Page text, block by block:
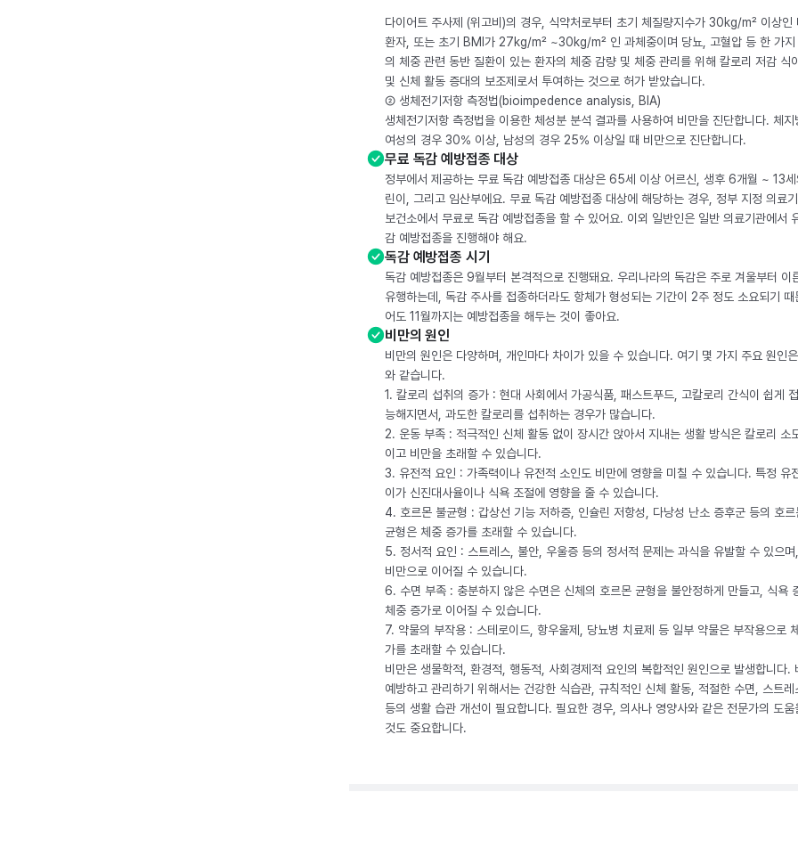
다이어트 주사제 (위고비)의 경우, 식약처로부터 초기 체질량지수가 30kg/m² 이상인
환자, 또는 초기 BMI가 27kg/m² ~30kg/m² 인 과체중이며 당뇨, 고혈압 등 한 가지
의 체중 관련 동반 질환이 있는 환자의 체중 감량 및 체중 관리를 위해 칼로리 저감 식
및 신체 활동 증대의 보조제로서 투여하는 것으로 허가 받았습니다.
② 생체전기저항 측정법(bioimpedence analysis, BIA)
생체전기저항 측정법을 이용한 체성분 분석 결과를 사용하여 비만을 진단합니다. 체지
여성의 경우 30% 이상, 남성의 경우 25% 이상일 때 비만으로 진단합니다.
무료 독감 예방접종 대상
정부에서 제공하는 무료 독감 예방접종 대상은 65세 이상 어르신, 생후 6개월 ~ 13
린이, 그리고 임산부에요. 무료 독감 예방접종 대상에 해당하는 경우, 정부 지정 의료
보건소에서 무료로 독감 예방접종을 할 수 있어요. 이외 일반인은 일반 의료기관에서
감 예방접종을 진행해야 해요.
독감 예방접종 시기
독감 예방접종은 9월부터 본격적으로 진행돼요. 우리나라의 독감은 주로 겨울부터 이
유행하는데, 독감 주사를 접종하더라도 항체가 형성되는 기간이 2주 정도 소요되기 때
어도 11월까지는 예방접종을 해두는 것이 좋아요.
비만의 원인
비만의 원인은 다양하며, 개인마다 차이가 있을 수 있습니다. 여기 몇 가지 주요 원인
와 같습니다.
1. 칼로리 섭취의 증가 : 현대 사회에서 가공식품, 패스트푸드, 고칼로리 간식이 쉽게
능해지면서, 과도한 칼로리를 섭취하는 경우가 많습니다.
2. 운동 부족 : 적극적인 신체 활동 없이 장시간 앉아서 지내는 생활 방식은 칼로리 소
이고 비만을 초래할 수 있습니다.
3. 유전적 요인 : 가족력이나 유전적 소인도 비만에 영향을 미칠 수 있습니다. 특정 유
이가 신진대사율이나 식욕 조절에 영향을 줄 수 있습니다.
4. 호르몬 불균형 : 갑상선 기능 저하증, 인슐린 저항성, 다낭성 난소 증후군 등의 호르
균형은 체중 증가를 초래할 수 있습니다.
5. 정서적 요인 : 스트레스, 불안, 우울증 등의 정서적 문제는 과식을 유발할 수 있으
비만으로 이어질 수 있습니다.
6. 수면 부족 : 충분하지 않은 수면은 신체의 호르몬 균형을 불안정하게 만들고, 식욕
체중 증가로 이어질 수 있습니다.
7. 약물의 부작용 : 스테로이드, 항우울제, 당뇨병 치료제 등 일부 약물은 부작용으로
가를 초래할 수 있습니다.
비만은 생물학적, 환경적, 행동적, 사회경제적 요인의 복합적인 원인으로 발생합니다.
예방하고 관리하기 위해서는 건강한 식습관, 규칙적인 신체 활동, 적절한 수면, 스트레
등의 생활 습관 개선이 필요합니다. 필요한 경우, 의사나 영양사와 같은 전문가의 도움
것도 중요합니다.